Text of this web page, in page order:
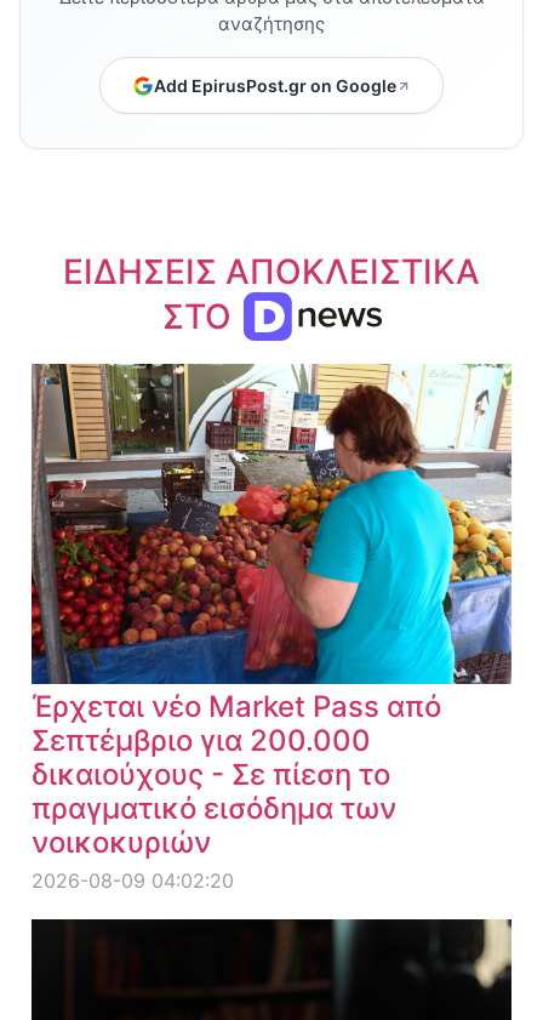
αναζήτησης
Add EpirusPost.gr on Google
ΕΙΔΗΣΕΙΣ ΑΠΟΚΛΕΙΣΤΙΚΑ
ΣΤΟ
Έρχεται νέο Market Pass από
Σεπτέμβριο για 200.000
δικαιούχους - Σε πίεση το
πραγματικό εισόδημα των
νοικοκυριών
2026-08-09 04:02:20